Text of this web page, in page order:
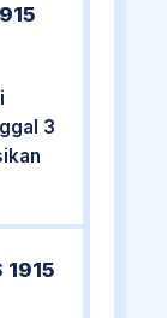
3
1915